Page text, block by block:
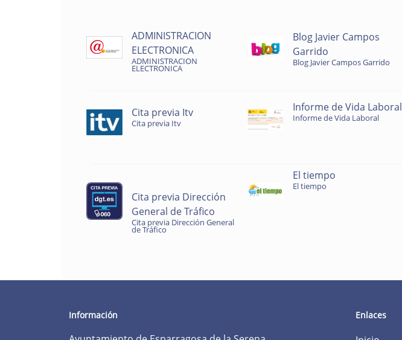
ADMINISTRACION
ELECTRONICA
ADMINISTRACION
ELECTRONICA
Blog Javier Campos
Garrido
Blog Javier Campos Garrido
Cita previa Itv
Cita previa Itv
Informe de Vida Laboral
Informe de Vida Laboral
Cita previa Dirección
General de Tráfico
Cita previa Dirección General
de Tráfico
El tiempo
El tiempo
Información Enlaces